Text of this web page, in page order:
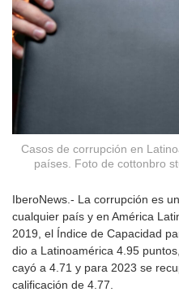
Casos de corrupción en
países. Foto de cottonbro
IberoNews.- La corrupción es
cualquier país y en América
2019, el Índice de Capacidad
dio a Latinoamérica 4.95
cayó a 4.71 y para 2023 se
calificación de 4.77.